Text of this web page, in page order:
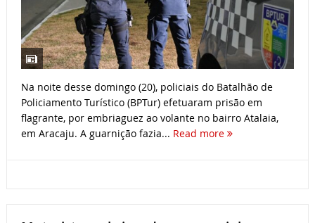
Na noite desse domingo (20), policiais do Batalhão de
Policiamento Turístico (BPTur) efetuaram prisão em
flagrante, por embriaguez ao volante no bairro Atalaia,
em Aracaju. A guarnição fazia... Read more